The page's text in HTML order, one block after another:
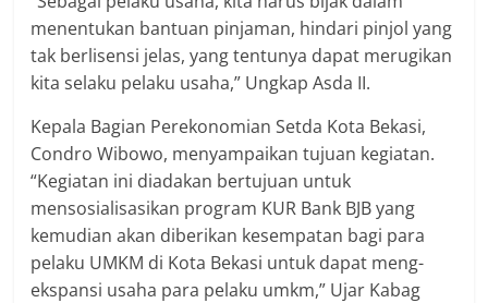
menentukan bantuan pinjaman, hindari pinjol yang
tak berlisensi jelas, yang tentunya dapat merugikan
kita selaku pelaku usaha,” Ungkap Asda II.
Kepala Bagian Perekonomian Setda Kota Bekasi,
Condro Wibowo, menyampaikan tujuan kegiatan.
“Kegiatan ini diadakan bertujuan untuk
mensosialisasikan program KUR Bank BJB yang
kemudian akan diberikan kesempatan bagi para
pelaku UMKM di Kota Bekasi untuk dapat meng-
ekspansi usaha para pelaku umkm,” Ujar Kabag